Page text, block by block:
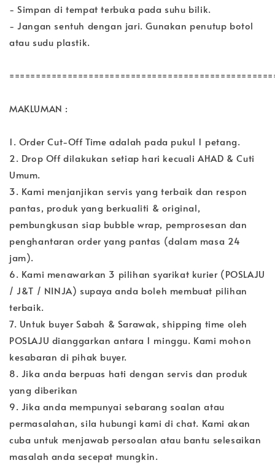
- Simpan di tempat terbuka pada suhu bilik.
- Jangan sentuh dengan jari. Gunakan penutup botol
atau sudu plastik.
MAKLUMAN :
1. Order Cut-Off Time adalah pada pukul 1 petang.
2. Drop Off dilakukan setiap hari kecuali AHAD & Cuti
Umum.
3. Kami menjanjikan servis yang terbaik dan respon
pantas, produk yang berkualiti & original,
pembungkusan siap bubble wrap, pemprosesan dan
penghantaran order yang pantas (dalam masa 24
jam).
6. Kami menawarkan 3 pilihan syarikat kurier (POSLAJU
/ J&T / NINJA) supaya anda boleh membuat pilihan
terbaik.
7. Untuk buyer Sabah & Sarawak, shipping time oleh
POSLAJU dianggarkan antara 1 minggu. Kami mohon
kesabaran di pihak buyer.
8. Jika anda berpuas hati dengan servis dan produk
yang diberikan
9. Jika anda mempunyai sebarang soalan atau
permasalahan, sila hubungi kami di chat. Kami akan
cuba untuk menjawab persoalan atau bantu selesaikan
masalah anda secepat mungkin.